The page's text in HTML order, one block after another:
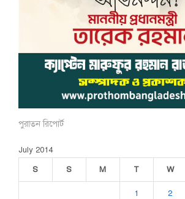
পুরাতন রিপোর্ট
July 2014
S
S M T W
1 2